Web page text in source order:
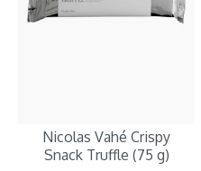
Nicolas Vahé Crispy
Snack Truffle (75 g)